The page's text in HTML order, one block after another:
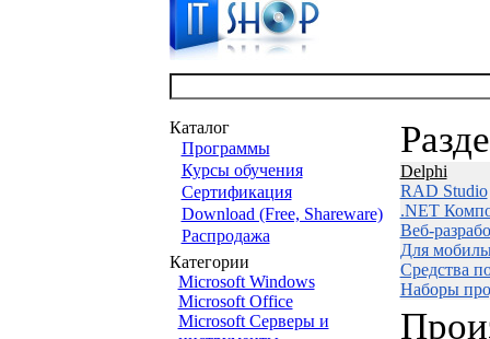
Каталог
Программы
Курсы обучения
Сертификация
Download (Free, Shareware)
Распродажа
Категории
Microsoft Windows
Microsoft Office
Microsoft Серверы и
Delphi
RAD Studio
.NET
Веб-
Для
Средства
Наборы